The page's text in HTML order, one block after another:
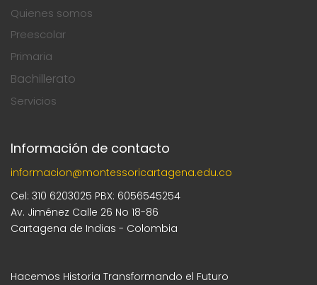
Quienes somos
Preescolar
Primaria
Bachillerato
Servicios
Información de contacto
informacion@montessoricartagena.edu.co
Cel: 310 6203025 PBX: 6056545254
Av. Jiménez Calle 26 No 18-86
Cartagena de Indias - Colombia
Hacemos Historia Transformando el Futuro